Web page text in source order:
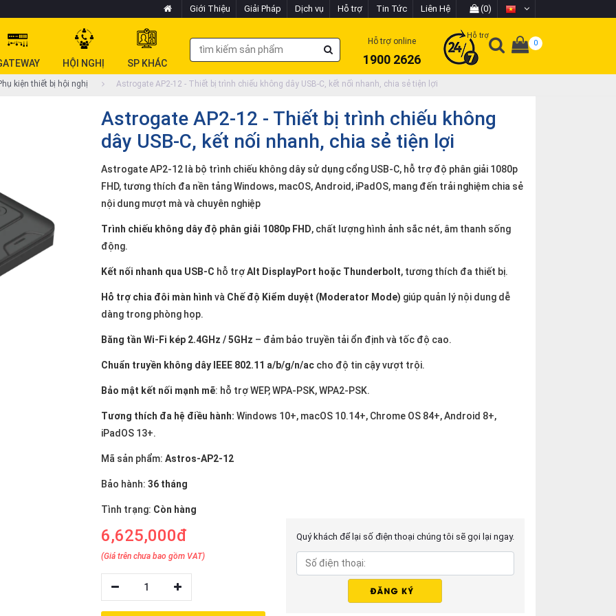
Giới Thiệu Giải Pháp Dịch vụ Hỗ trợ Tin Tức Liên Hệ (0)
HỘI NGHỊ SP KHÁC
Hỗ trợ online
1900 2626
Hỗ trợ
0
kiện thiết bị hội nghị Astrogate AP2-12 - Thiết bị trình chiếu không dây USB-C, kết nối nhanh, chia sẻ tiện lợi
Astrogate AP2-12 - Thiết bị trình chiếu không
dây USB-C, kết nối nhanh, chia sẻ tiện lợi
Astrogate AP2-12 là bộ trình chiếu không dây sử dụng cổng USB-C, hỗ trợ độ phân giải 1080p
FHD, tương thích đa nền tảng Windows, macOS, Android, iPadOS, mang đến trải nghiệm chia sẻ
nội dung mượt mà và chuyên nghiệp
Trình chiếu không dây độ phân giải 1080p FHD, chất lượng hình ảnh sắc nét, âm thanh sống
động.
Kết nối nhanh qua USB-C hỗ trợAlt DisplayPort hoặc Thunderbolt, tương thích đa thiết bị.
Hỗ trợ chia đôi màn hình và Chế độ Kiểm duyệt (Moderator Mode) giúp quản lý nội dung dễ
dàng trong phòng họp.
Băng tần Wi-Fi kép 2.4GHz / 5GHz – đảm bảo truyền tải ổn định và tốc độ cao.
Chuẩn truyền không dây IEEE 802.11 a/b/g/n/accho độ tin cậy vượt trội.
Bảo mật kết nối mạnh mẽ: hỗ trợ WEP, WPA-PSK, WPA2-PSK.
Tương thích đa hệ điều hành: Windows 10+, macOS 10.14+, Chrome OS 84+, Android 8+,
iPadOS 13+.
Mã sản phẩm: Astros-AP2-12
Bảo hành: 36 tháng
Tình trạng: Còn hàng
6,625,000đ
(Giá trên chưa bao gồm VAT)
1
Quý khách để lại số điện thoại chúng tôi sẽ gọi lại ngay.